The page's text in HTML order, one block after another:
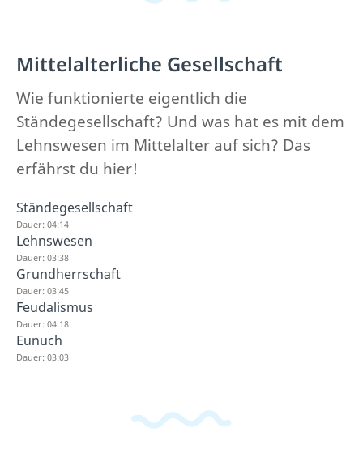
Mittelalterliche Gesellschaft
Wie funktionierte eigentlich die
Ständegesellschaft? Und was hat es mit dem
Lehnswesen im Mittelalter auf sich? Das
erfährst du hier!
Ständegesellschaft
Dauer: 04:14
Lehnswesen
Dauer: 03:38
Grundherrschaft
Dauer: 03:45
Feudalismus
Dauer: 04:18
Eunuch
Dauer: 03:03